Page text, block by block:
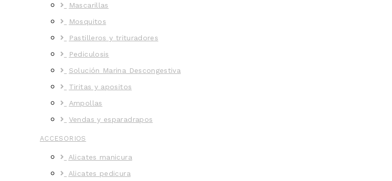
Mascarillas
Mosquitos
Pastilleros y trituradores
Pediculosis
Solución Marina Descongestiva
Tiritas y apositos
Ampollas
Vendas y esparadrapos
ACCESORIOS
Alicates manicura
Alicates pedicura